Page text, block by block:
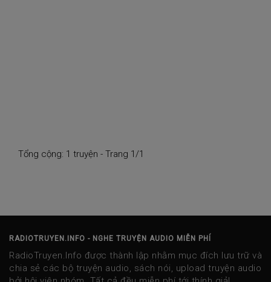
Tổng cộng: 1 truyện - Trang 1/1
RADIOTRUYEN.INFO - NGHE TRUYỆN AUDIO MIỄN PHÍ
RadioTruyen.Info được thành lập nhằm mục đích lưu trữ và
chia sẻ các bộ truyện audio, sách nói, upload truyện audio